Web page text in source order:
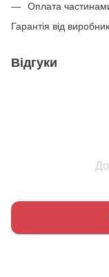
Оплата
Гарантія від
Відгуки